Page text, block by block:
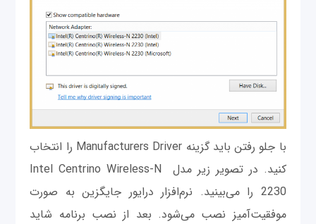
با جلو رفتن باید گزینه Manufacturers Driver را انتخاب
کنید. در تصویر زیر مدل Intel Centrino Wireless-N
2230 را می‌بینید. نرم‌افزار درایور جایگزین به صورت
موفقیت‌آمیز نصب می‌شود. بعد از نصب برنامه شاید